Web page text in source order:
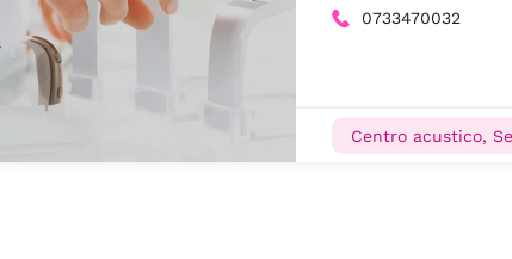
0733470032
Centro acustico,